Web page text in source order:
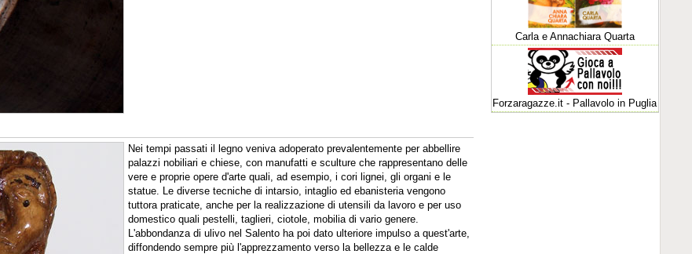
Nei tempi passati il legno veniva adoperato prevalentemente per abbellire
palazzi nobiliari e chiese, con manufatti e sculture che rappresentano delle
vere e proprie opere d'arte quali, ad esempio, i cori lignei, gli organi e le
statue. Le diverse tecniche di intarsio, intaglio ed ebanisteria vengono
tuttora praticate, anche per la realizzazione di utensili da lavoro e per uso
domestico quali pestelli, taglieri, ciotole, mobilia di vario genere.
L'abbondanza di ulivo nel Salento ha poi dato ulteriore impulso a quest'arte,
diffondendo sempre più l'apprezzamento verso la bellezza e le calde
Carla e Annachiara Quarta
Forzaragazze.it - Pallavolo in Puglia